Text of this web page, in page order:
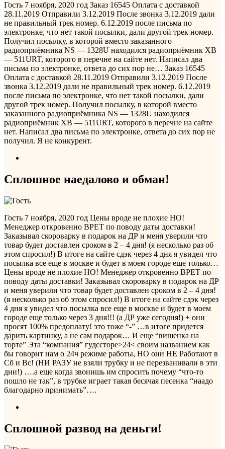
Гость 7 ноября, 2020 год Заказ 16545 Оплата с доставкой
28.11.2019 Отправили 3.12.2019 После звонка 3.12.2019 дали
не правильный трек номер. 6.12.2019 после письма по
электронке, что нет такой посылки, дали другой трек номер.
Получил посылку, в которой вместо заказанного
радиоприёмника NS — 1328U находился радиоприёмник XB
— 511URT, которого в перечне на сайте нет. Написал два
письма по электронке, ответа до сих пор не… Заказ 16545
Оплата с доставкой 28.11.2019 Отправили 3.12.2019 После
звонка 3.12.2019 дали не правильный трек номер. 6.12.2019
после письма по электронке, что нет такой посылки, дали
другой трек номер. Получил посылку, в которой вместо
заказанного радиоприёмника NS — 1328U находился
радиоприёмник XB — 511URT, которого в перечне на сайте
нет. Написал два письма по электронке, ответа до сих пор не
получил. Я не конкурент.
Сплошное наедалово и обман!
Гость 7 ноября, 2020 год Цены вроде не плохие НО!
Менеджер откровенно ВРЕТ по поводу даты доставки!
Заказывал скороварку в подарок на ДР и меня уверили что
товар будет доставлен сроком в 2 – 4 дня! (я несколько раз об
этом спросил!) В итоге на сайте сдэк через 4 дня я увидел что
посылка все еще в москве и будет в моем городе еще только…
Цены вроде не плохие НО! Менеджер откровенно ВРЕТ по
поводу даты доставки! Заказывал скороварку в подарок на ДР
и меня уверили что товар будет доставлен сроком в 2 – 4 дня!
(я несколько раз об этом спросил!) В итоге на сайте сдэк через
4 дня я увидел что посылка все еще в москве и будет в моем
городе еще только через 3 дня!!! (а ДР уже сегодня!) + они
просят 100% предоплату! это тоже “-” …в итоге придется
дарить картинку, а не сам подарок… И еще “вишенка на
торте” Эта “компания” гудссторе>24< своим названием как
бы говорит нам о 24ч режиме работы, НО они НЕ Работают в
Сб и Вс! (НИ РАЗУ не взяли трубку и не перезванивали в эти
дни!) ….а еще когда звонишь им спросить почему “что-то
пошло не так”, в трубке играет такая бесячая песенка “наадо
благодарно принимать”….
Сплошной развод на деньги!